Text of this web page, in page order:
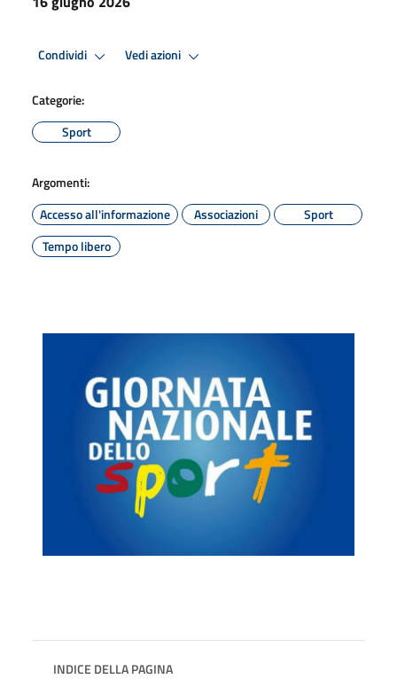
Condividi Vedi azioni
Categorie:
Sport
Argomenti:
Accesso all'informazione
Associazioni
Sport
Tempo libero
INDICE DELLA PAGINA